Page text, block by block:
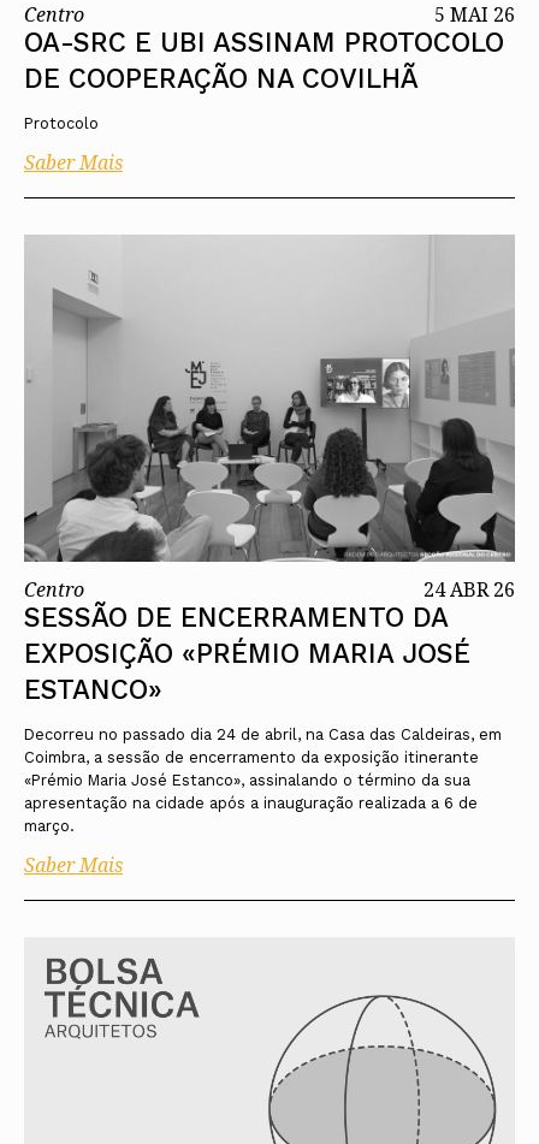
Centro 5 MAI 26
OA-SRC E UBI ASSINAM PROTOCOLO
DE COOPERAÇÃO NA COVILHÃ
Protocolo
Saber Mais
Centro 24 ABR 26
SESSÃO DE ENCERRAMENTO DA
EXPOSIÇÃO «PRÉMIO MARIA JOSÉ
ESTANCO»
Decorreu no passado dia 24 de abril, na Casa das Caldeiras, em
Coimbra, a sessão de encerramento da exposição itinerante
«Prémio Maria José Estanco», assinalando o término da sua
apresentação na cidade após a inauguração realizada a 6 de
março.
Saber Mais